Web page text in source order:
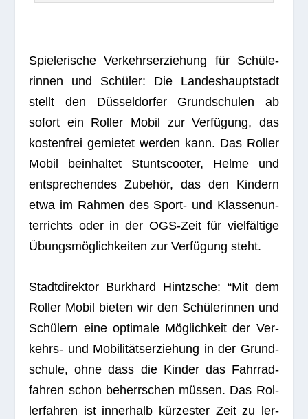
Spie­le­ri­sche Ver­kehrs­er­zie­hung für Schü­le­
rin­nen und Schü­ler: Die Lan­des­haupt­stadt
stellt den Düs­sel­dor­fer Grund­schu­len ab
sofort ein Rol­ler Mobil zur Ver­fü­gung, das
kos­ten­frei gemie­tet wer­den kann. Das Rol­ler
Mobil beinhal­tet Stunt­scoo­ter, Helme und
ent­spre­chen­des Zube­hör, das den Kin­dern
etwa im Rah­men des Sport- und Klas­sen­un­
ter­richts oder in der OGS-Zeit für viel­fäl­tige
Übungs­mög­lich­kei­ten zur Ver­fü­gung steht.
Stadt­di­rek­tor Burk­hard Hintzsche: “Mit dem
Rol­ler Mobil bie­ten wir den Schü­le­rin­nen und
Schü­lern eine opti­male Mög­lich­keit der Ver­
kehrs- und Mobi­li­täts­er­zie­hung in der Grund­
schule, ohne dass die Kin­der das Fahr­rad­
fah­ren schon beherr­schen müs­sen. Das Rol­
ler­fah­ren ist inner­halb kür­zes­ter Zeit zu ler­